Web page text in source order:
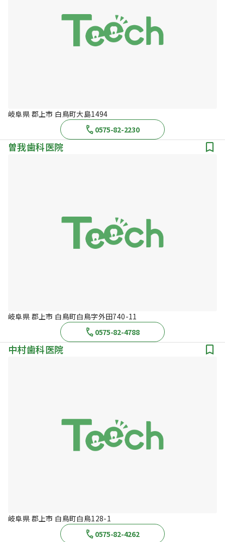
岐阜県 郡上市 白鳥町大島1494
0575-82-2230
曽我歯科医院
岐阜県 郡上市 白鳥町白鳥字外田740-11
0575-82-4788
中村歯科医院
岐阜県 郡上市 白鳥町白鳥128-1
0575-82-4262